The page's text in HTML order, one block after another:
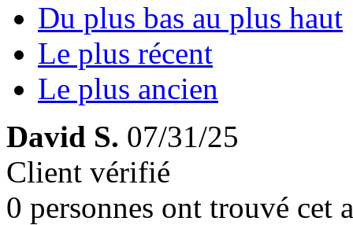
Du plus bas au plus haut
Le plus récent
Le plus ancien
David S. 07/31/25
Client vérifié
0 personnes ont trouvé cet